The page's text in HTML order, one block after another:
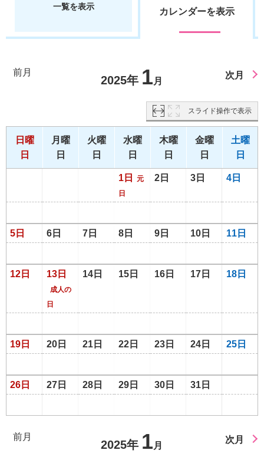
一覧を表示 カレンダーを表示
前月
2025年 1 月
次月
スライド操作で表示
日曜
日
月曜
日
火曜
日
水曜
日
木曜
日
金曜
日
土曜
日
1日
元
日
2日 3日 4日
5日 6日 7日 8日 9日 10日 11日
12日 13日
成人の
日
14日 15日 16日 17日 18日
19日 20日 21日 22日 23日 24日 25日
26日 27日 28日 29日 30日 31日
前月
2025年 1 月
次月